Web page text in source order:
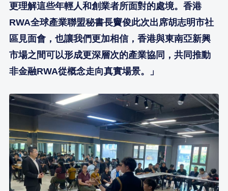
更理解這些年輕人和創業者所面對的處境。香港
RWA全球產業聯盟秘書長竇俊此次出席胡志明市社
區見面會，也讓我們更加相信，香港與東南亞新興
市場之間可以形成更深層次的產業協同，共同推動
非金融RWA從概念走向真實場景。」